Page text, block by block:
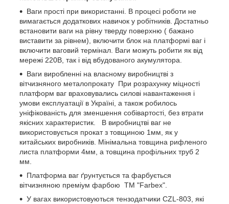
Ваги прості при використанні. В процесі роботи не
вимагається додаткових навичок у робітників. Достатньо
встановити ваги на рівну тверду поверхню ( бажано
виставити за рівнем), включити блок на платформі ваг і
включити ваговий термінал. Ваги можуть робити як від
мережі 220В, так і від вбудованого акумулятора.
Ваги виробленні на власному виробництві з
вітчизняного металопрокату При розрахунку міцності
платформ ваг враховувались силові навантаження і
умови експлуатації в Україні, а також робилось
уніфікованість для зменшення собівартості, без втрати
якісних характеристик. В виробництві ваг не
використовується прокат з товщиною 1мм, як у
китайських виробників. Мінімальна товщина рифленого
листа платформи 4мм, а товщина профільних труб 2
мм.
Платформа ваг ґрунтується та фарбується
вітчизняною преміум фарбою ТМ "Farbex".
У вагах використовуються тензодатчики CZL-803, які